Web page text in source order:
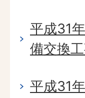
平成31
備交換
平成31